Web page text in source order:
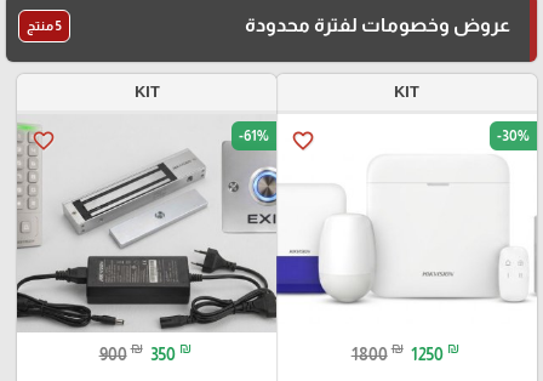
عروض وخصومات لفترة محدودة 5 منتج
KIT
favorite_border -30%
1800 ₪ 1250 ₪
KIT
favorite_border -61%
900 ₪ 350 ₪